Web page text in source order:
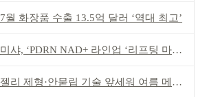
7월 화장품 수출 13.5억 달러 ‘역대 최고’
미샤, ‘PDRN NAD+ 라인업 ‘리프팅 마스크’ 출시
젤리 제형·안묻립 기술 앞세워 여름 메이크업 시장 공략